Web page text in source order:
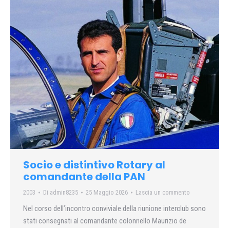
Socio e distintivo Rotary al
comandante della PAN
2003 Di admin8235 25 Maggio 2026 Lascia un commento
Nel corso dell’incontro conviviale della riunione interclub sono
stati consegnati al comandante colonnello Maurizio de